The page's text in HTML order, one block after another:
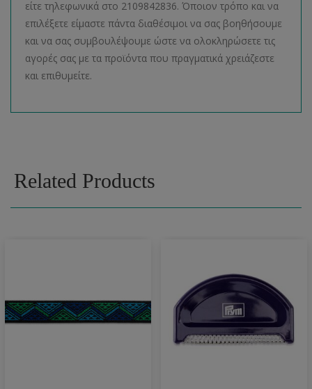
είτε τηλεφωνικά στο 2109842836. Όποιον τρόπο και να
επιλέξετε είμαστε πάντα διαθέσιμοι να σας βοηθήσουμε
και να σας συμβουλέψουμε ώστε να ολοκληρώσετε τις
αγορές σας με τα προϊόντα που πραγματικά χρειάζεστε
και επιθυμείτε.
Related Products